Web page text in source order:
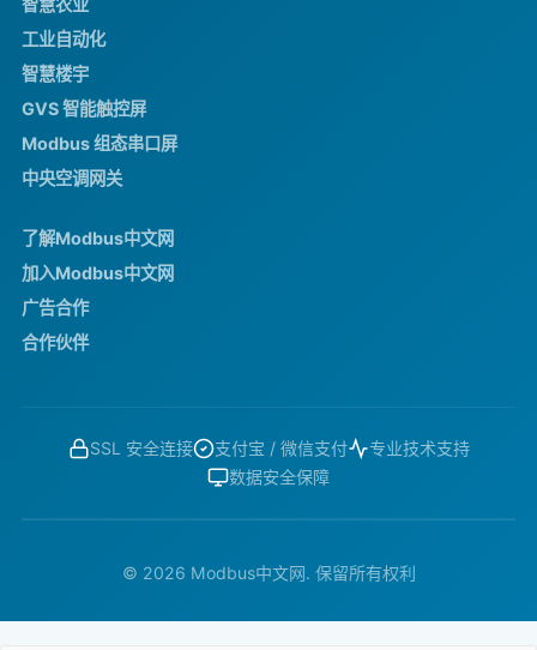
智慧农业
工业自动化
智慧楼宇
GVS 智能触控屏
Modbus 组态串口屏
中央空调网关
了解Modbus中文网
加入Modbus中文网
广告合作
合作伙伴
SSL 安全连接 支付宝 / 微信支付
专业技术支持
数据安全保障
© 2026 Modbus中文网. 保留所有权利